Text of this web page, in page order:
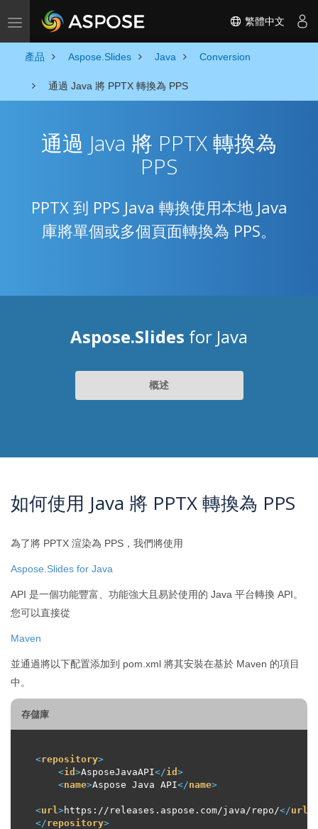
Toggle navigation 繁體中文
產品 Aspose.Slides Java Conversion
通過 Java 將 PPTX 轉換為 PPS
通過 Java 將 PPTX 轉換為
PPS
PPTX 到 PPS Java 轉換使用本地 Java
庫將單個或多個頁面轉換為 PPS。
Aspose.Slides for Java
概述
如何使用 Java 將 PPTX 轉換為 PPS
為了將 PPTX 渲染為 PPS，我們將使用
Aspose.Slides for Java
API 是一個功能豐富、功能強大且易於使用的 Java 平台轉換 API。
您可以直接從
Maven
並通過將以下配置添加到 pom.xml 將其安裝在基於 Maven 的項目
中。
存儲庫
<repository>
<id >AsposeJavaAPI</id >
<name>Aspose Java API</name>
<url >https://releases.aspose.com/java/repo/</url
</repository>